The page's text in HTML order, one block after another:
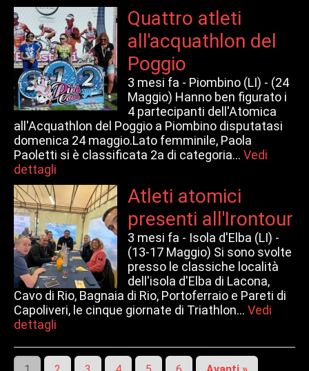
Quattro atleti
all'acquathlon del
Poggio
3 mesi fa - Piombino (LI) - (24
Maggio) Hanno ben figurato i
4 partecipanti dell'Atomica
all'Acquathlon del Poggio a Piombino disputatasi
domenica 24 maggio.Lato femminile, Paola
Paoletti si è classificata 2a di categoria... Vedi
dettagli
Atleti atomici
presenti all'Irontour
3 mesi fa - Isola d'Elba (LI) -
(13-17 Maggio) Si sono svolte
presso le classiche località
dell'isola d'Elba di Lacona,
Cavo di Rio, Bagnaia di Rio, Portoferraio e Pareti di
Capoliveri, le cinque giornate di Triathlon... Vedi
dettagli